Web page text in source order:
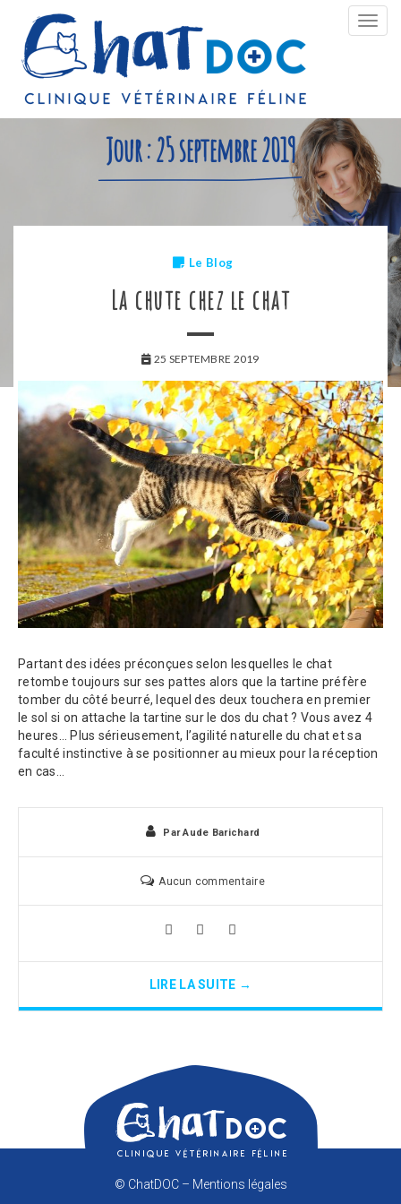
la
Jour :25 septembre 2019
Le Blog
La chute chez le chat
25 SEPTEMBRE 2019
Partant des idées préconçues selon lesquelles le chat
retombe toujours sur ses pattes alors que la tartine préfère
tomber du côté beurré, lequel des deux touchera en premier
le sol si on attache la tartine sur le dos du chat ? Vous avez 4
heures… Plus sérieusement, l’agilité naturelle du chat et sa
faculté instinctive à se positionner au mieux pour la réception
en cas…
ParAude Barichard
Aucun commentaire
LIRE LA SUITE →
© ChatDOC – Mentions légales